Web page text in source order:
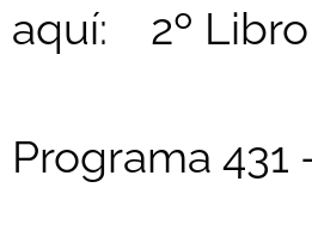
aquí: 2º
Programa